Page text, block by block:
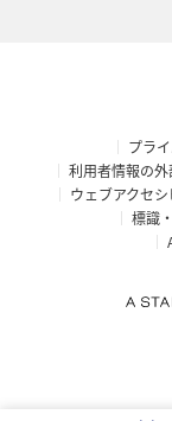
プラ
利用者情報の
ウェブアクセ
標識